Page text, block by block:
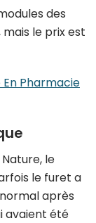
des
mais le prix est
Pharmacie
le
le furet a
après
avaient été